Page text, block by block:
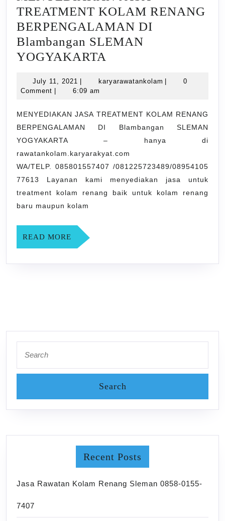
TREATMENT KOLAM RENANG
BERPENGALAMAN DI
Blambangan SLEMAN
YOGYAKARTA
TREATMENT
RENANG
BERPENGALAMAN
Blambangan
SLEMAN
YOGYAKARTA
July 11, 2021 July
11,
karyarawatankolam
0
Comment
6:09 am
MENYEDIAKAN JASA TREATMENT KOLAM RENANG
BERPENGALAMAN DI Blambangan SLEMAN
YOGYAKARTA – hanya di
rawatankolam.karyarakyat.com
WA/TELP. 085801557407 /081225723489/08954105
77613 Layanan kami menyediakan jasa untuk
treatment kolam renang baik untuk kolam renang
baru maupun kolam
READ MORE READ
MORE
for:
Recent Posts
Jasa Rawatan Kolam Renang Sleman 0858-0155-
7407